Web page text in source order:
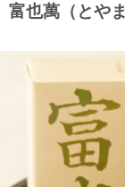
富也萬（とや